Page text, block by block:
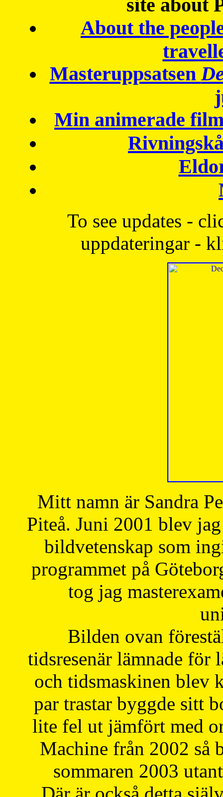
site about
About the
Masteruppsatsen
Min animerade
To see updates -
uppdateringar -
Mitt namn är Sandra
Piteå. Juni 2001 blev
bildvetenskap som
programmet på
tog jag
Bilden ovan
tidsresenär lämnade för
och tidsmaskinen blev
par trastar byggde sitt
lite fel ut jämfört med
Machine från 2002 så
sommaren 2003